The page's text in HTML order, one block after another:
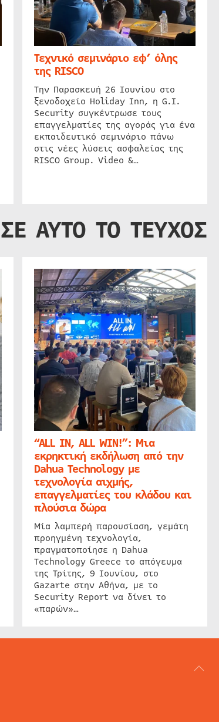
Τεχνικό σεμινάριο εφ’ όλης
της RISCO
Την Παρασκευή 26 Ιουνίου στο
ξενοδοχείο Holiday Inn, η G.I.
Security συγκέντρωσε τους
επαγγελματίες της αγοράς για ένα
εκπαιδευτικό σεμινάριο πάνω
στις νέες λύσεις ασφαλείας της
RISCO Group. Video &…
ΣΕ ΑΥΤΟ ΤΟ ΤΕΥΧΟΣ
“ALL IN, ALL WIN!”: Μια
εκρηκτική εκδήλωση από την
Dahua Technology με
τεχνολογία αιχμής,
επαγγελματίες του κλάδου και
πλούσια δώρα
Μία λαμπερή παρουσίαση, γεμάτη
προηγμένη τεχνολογία,
πραγματοποίησε η Dahua
Technology Greece το απόγευμα
της Τρίτης, 9 Ιουνίου, στο
Gazarte στην Αθήνα, με το
Security Report να δίνει το
«παρών»…